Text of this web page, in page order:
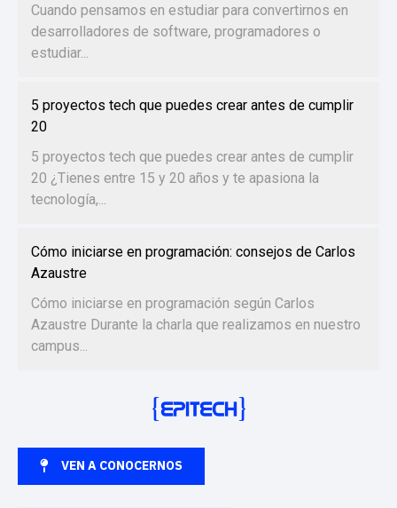
Cuando pensamos en estudiar para convertirnos en
desarrolladores de software, programadores o
estudiar...
5 proyectos tech que puedes crear antes de cumplir
20
5 proyectos tech que puedes crear antes de cumplir
20 ¿Tienes entre 15 y 20 años y te apasiona la
tecnología,...
Cómo iniciarse en programación: consejos de Carlos
Azaustre
Cómo iniciarse en programación según Carlos
Azaustre Durante la charla que realizamos en nuestro
campus...
VEN A CONOCERNOS